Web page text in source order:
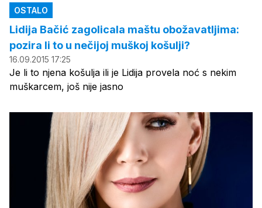
OSTALO
Lidija Bačić zagolicala maštu obožavatljima:
pozira li to u nečijoj muškoj košulji?
16.09.2015 17:25
Je li to njena košulja ili je Lidija provela noć s nekim
muškarcem, još nije jasno